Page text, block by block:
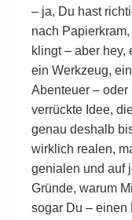
– ja, Du hast
nach
klingt – aber hey,
ein Werkzeug,
Abenteuer –
verrückte Idee,
genau deshalb
wirklich realen,
genialen und auf
Gründe, warum
sogar Du – einen